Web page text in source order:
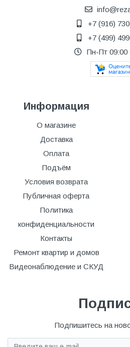
+7 (916)
+7 (499)
Пн-Пт 09:00
Информация
О магазине
Доставка
Оплата
Подъём
Условия возврата
Публичная оферта
Политика
конфиденциальности
Контакты
Ремонт квартир и домов
Видеонаблюдение и СКУД
Подпишитесь на